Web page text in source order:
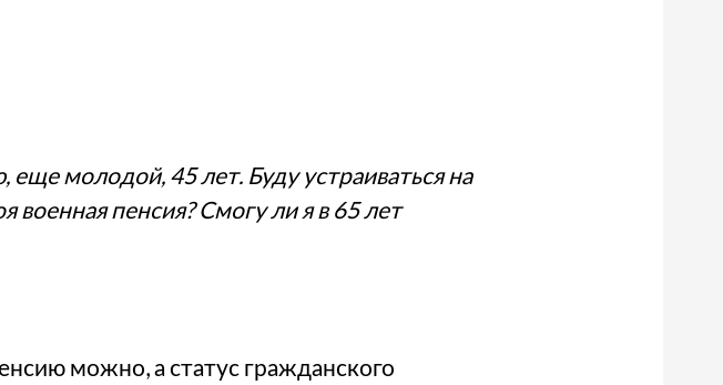
молодой, 45 лет. Буду устраиваться на
военная пенсия? Смогу ли я в 65 лет
можно, а статус гражданского